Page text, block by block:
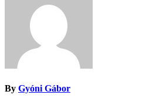
By Gyóni Gábor